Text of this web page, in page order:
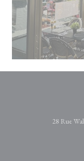
28 Rue